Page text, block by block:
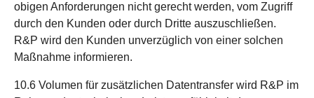
obigen Anforderungen nicht gerecht werden, vom Zugriff
durch den Kunden oder durch Dritte auszuschließen.
R&P wird den Kunden unverzüglich von einer solchen
Maßnahme informieren.
10.6 Volumen für zusätzlichen Datentransfer wird R&P im